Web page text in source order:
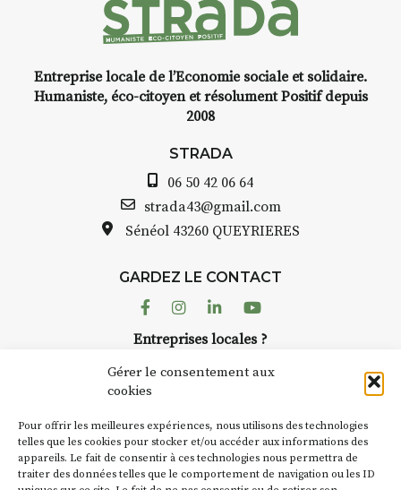
Gérer le consentement aux
cookies
Pour offrir les meilleures expériences, nous utilisons des technologies
telles que les cookies pour stocker et/ou accéder aux informations des
appareils. Le fait de consentir à ces technologies nous permettra de
traiter des données telles que le comportement de navigation ou les ID
Entreprise locale de l’Economie sociale et solidaire.
Humaniste, éco-citoyen et résolument Positif depuis
2008
STRADA
06 50 42 06 64
strada43@gmail.com
Sénéol 43260 QUEYRIERES
GARDEZ LE CONTACT
FacebookInstagram
LinkedinYoutube
Entreprises locales ?
Suivez toute l'actu de Strada